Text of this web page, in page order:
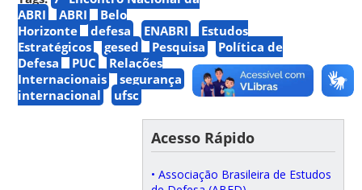
ABRI
ABRI
Belo
Horizonte
defesa ENABRI
Estudos
Estratégicos
gesed Pesquisa
Política de
Defesa
PUC
Relações
Internacionais
segurança
segurança
internacional
ufsc
Acesso Rápido
• Associação Brasileira de Estudos